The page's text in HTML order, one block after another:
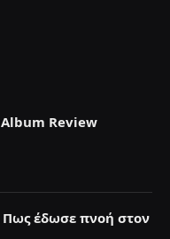
Review
έδωσε πνοή στον